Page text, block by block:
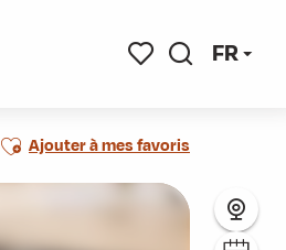
FR
Ajouter aux favoris
Ajouter à mes favoris